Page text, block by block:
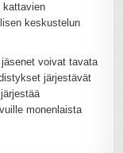
kattavien
keskustelun
voivat tavata
järjestävät
monenlaista